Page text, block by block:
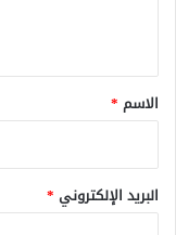
*
الاسم *
البريد الإلكتروني *